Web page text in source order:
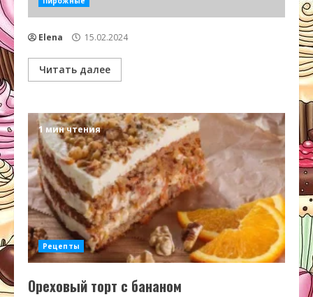
Elena 15.02.2024
Читать далее
1 мин чтения
Рецепты
Ореховый торт с бананом